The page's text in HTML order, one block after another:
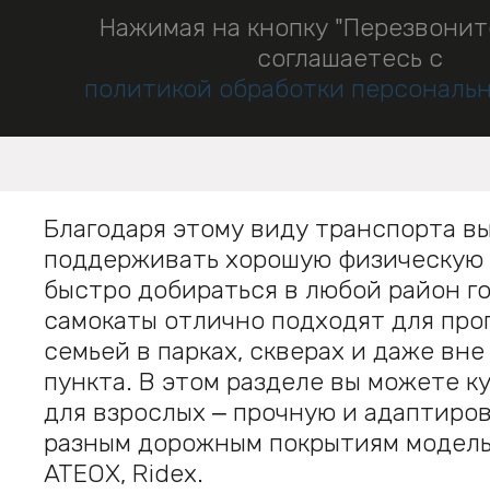
Нажимая на кнопку
соглашаетесь с
политикой обработки
Благодаря этому виду транспорта
поддерживать хорошую
быстро добираться в любой район
самокаты отлично подходят для
семьей в парках, скверах и даже
пункта. В этом разделе вы можете
для взрослых ‒ прочную и
разным дорожным покрытиям
ATEOX, Ridex.